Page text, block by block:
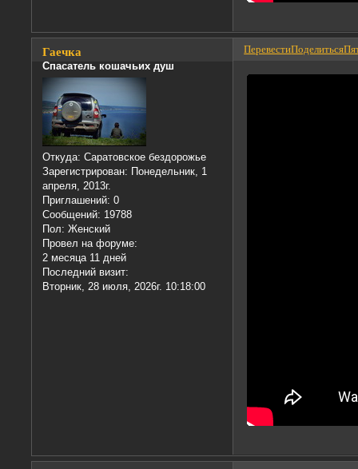
ПеревестиПоделиться
Гаечка
Спасатель кошачьих душ
Откуда: Саратовское бездорожье
Зарегистрирован: Понедельник, 1
апреля, 2013г.
Приглашений: 0
Сообщений: 19788
Пол: Женский
Провел на форуме:
2 месяца 11 дней
Последний визит:
Вторник, 28 июля, 2026г. 10:18:00